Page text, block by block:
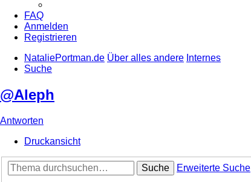
FAQ
Anmelden
Registrieren
NataliePortman.de Über alles andere Internes
Suche
@Aleph
Antworten
Druckansicht
Suche
Erweiterte Suche